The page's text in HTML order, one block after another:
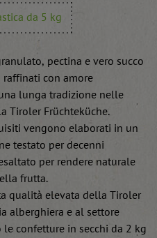
da 5 kg
pectina e vero succo
con amore
lunga tradizione nelle
Tiroler Früchteküche.
vengono elaborati in un
testato per decenni
per rendere naturale
frutta.
qualità elevata della Tiroler
alberghiera e al settore
confetture in secchi da 2 kg